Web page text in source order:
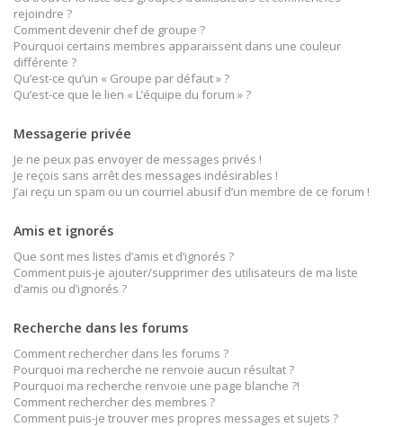
rejoindre ?
Comment devenir chef de groupe ?
Pourquoi certains membres apparaissent dans une couleur
différente ?
Qu’est-ce qu’un « Groupe par défaut » ?
Qu’est-ce que le lien « L’équipe du forum » ?
Messagerie privée
Je ne peux pas envoyer de messages privés !
Je reçois sans arrêt des messages indésirables !
J’ai reçu un spam ou un courriel abusif d’un membre de ce forum !
Amis et ignorés
Que sont mes listes d’amis et d’ignorés ?
Comment puis-je ajouter/supprimer des utilisateurs de ma liste
d’amis ou d’ignorés ?
Recherche dans les forums
Comment rechercher dans les forums ?
Pourquoi ma recherche ne renvoie aucun résultat ?
Pourquoi ma recherche renvoie une page blanche ?!
Comment rechercher des membres ?
Comment puis-je trouver mes propres messages et sujets ?